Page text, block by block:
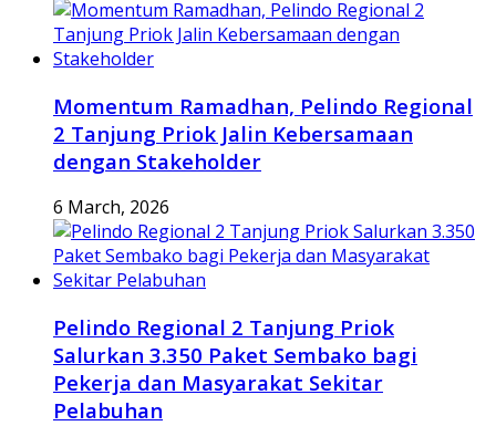
Momentum Ramadhan, Pelindo Regional
2 Tanjung Priok Jalin Kebersamaan
dengan Stakeholder
6 March, 2026
Pelindo Regional 2 Tanjung Priok
Salurkan 3.350 Paket Sembako bagi
Pekerja dan Masyarakat Sekitar
Pelabuhan